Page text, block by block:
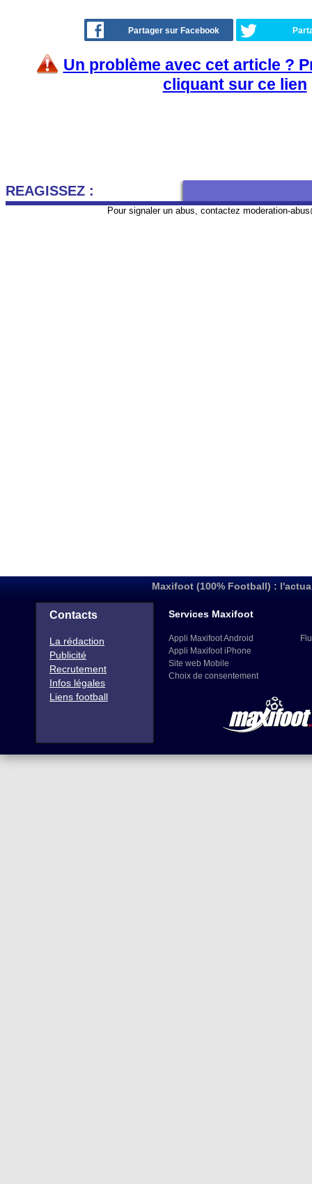
Partager sur Facebook
Un problème avec cet article ?
cliquant sur ce lien
REAGISSEZ :
Pour signaler un abus, contactez moderation-
Maxifoot (100% Football) :
Contacts
La rédaction
Publicité
Recrutement
Infos légales
Liens football
Services Maxifoot
Appli Maxifoot Android
Appli Maxifoot iPhone
Site web Mobile
Choix de consentement